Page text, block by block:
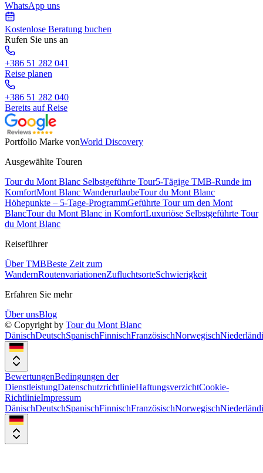
WhatsApp uns
Kostenlose Beratung buchen
Rufen Sie uns an
+386 51 282 041
Reise planen
+386 51 282 040
Bereits auf Reise
Portfolio Marke vonWorld Discovery
Ausgewählte Touren
Tour du Mont Blanc Selbstgeführte Tour5-Tägige TMB-Runde im
KomfortMont Blanc WanderurlaubeTour du Mont Blanc
Höhepunkte – 5-Tage-ProgrammGeführte Tour um den Mont
BlancTour du Mont Blanc in KomfortLuxuriöse Selbstgeführte Tour
du Mont Blanc
Reiseführer
Über TMBBeste Zeit zum
WandernRoutenvariationenZufluchtsorteSchwierigkeit
Erfahren Sie mehr
Über unsBlog
© Copyright by Tour du Mont Blanc
DänischDeutschSpanischFinnischFranzösischNorwegisch
BewertungenBedingungen der
DienstleistungDatenschutzrichtlinieHaftungsverzichtCookie-
RichtlinieImpressum
DänischDeutschSpanischFinnischFranzösischNorwegisch